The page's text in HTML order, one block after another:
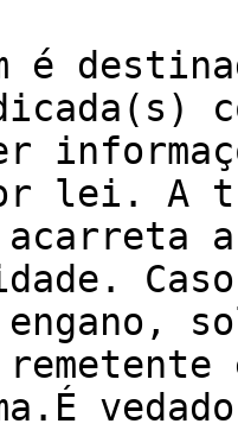
é
lei. A
acarreta